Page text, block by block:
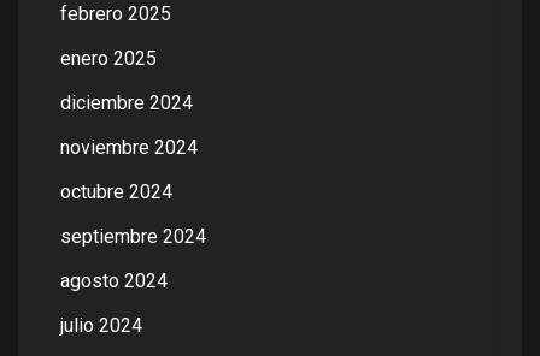
febrero 2025
enero 2025
diciembre 2024
noviembre 2024
octubre 2024
septiembre 2024
agosto 2024
julio 2024